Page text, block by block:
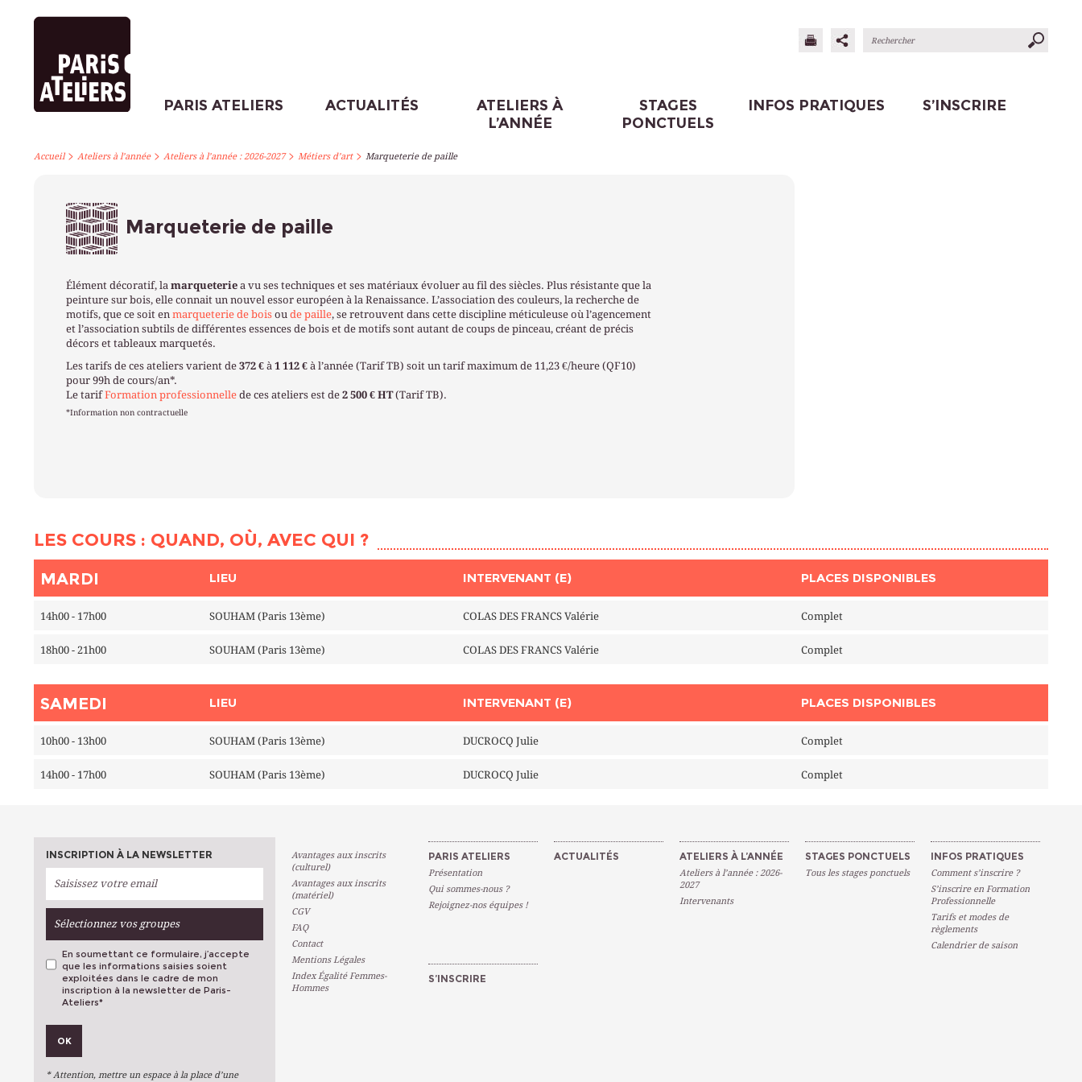
PARIS ATELIERS ACTUALITÉS
ATELIERS À
L’ANNÉE
STAGES
PONCTUELS
INFOS PRATIQUES S’INSCRIRE
Accueil> Ateliers à l’année> Ateliers à l’année : 2026-2027> Métiers d’art> Marqueterie de paille
Marqueterie de paille
Élément décoratif, la marqueterie a vu ses techniques et ses matériaux évoluer au fil des siècles. Plus résistante que la
peinture sur bois, elle connait un nouvel essor européen à la Renaissance. L’association des couleurs, la recherche de
motifs, que ce soit en marqueterie de bois ou de paille, se retrouvent dans cette discipline méticuleuse où l’agencement
et l’association subtils de différentes essences de bois et de motifs sont autant de coups de pinceau, créant de précis
décors et tableaux marquetés.
Les tarifs de ces ateliers varient de 372 € à 1 112 € à l’année (Tarif TB) soit un tarif maximum de 11,23 €/heure (QF10)
pour 99h de cours/an*.
Le tarifFormation professionnelle de ces ateliers est de 2 500 € HT(Tarif TB).
*Information non contractuelle
LES COURS : QUAND, OÙ, AVEC QUI ?
MARDI LIEU INTERVENANT (E) PLACES DISPONIBLES
14h00 - 17h00 SOUHAM (Paris 13ème) COLAS DES FRANCS Valérie Complet
18h00 - 21h00 SOUHAM (Paris 13ème) COLAS DES FRANCS Valérie Complet
SAMEDI LIEU INTERVENANT (E) PLACES DISPONIBLES
10h00 - 13h00 SOUHAM (Paris 13ème) DUCROCQ Julie Complet
14h00 - 17h00 SOUHAM (Paris 13ème) DUCROCQ Julie Complet
INSCRIPTION À LA NEWSLETTER
Sélectionnez vos groupes
Métiers D'art
En soumettant ce formulaire, j’accepte
que les informations saisies soient
exploitées dans le cadre de mon
inscription à la newsletter de Paris-
Ateliers*
OK
* Attention, mettre un espace à la place d’une
Avantages aux inscrits
(culturel)
Avantages aux inscrits
(matériel)
CGV
FAQ
Contact
Mentions Légales
Index Égalité Femmes-
Hommes
PARIS ATELIERS
Présentation
Qui sommes-nous ?
Rejoignez-nos équipes !
ACTUALITÉS ATELIERS À L’ANNÉE
Ateliers à l’année : 2026-
2027
Intervenants
STAGES PONCTUELS
Tous les stages ponctuels
INFOS PRATIQUES
Comment s’inscrire ?
S’inscrire en Formation
Professionnelle
Tarifs et modes de
règlements
Calendrier de saison
S’INSCRIRE